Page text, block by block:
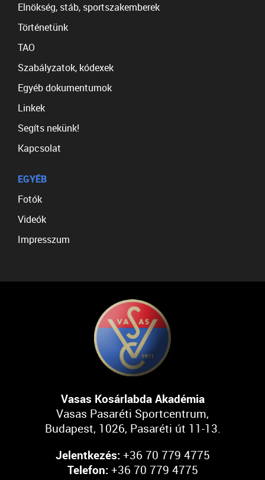
Elnökség, stáb, sportszakemberek
Történetünk
TAO
Szabályzatok, kódexek
Egyéb dokumentumok
Linkek
Segíts nekünk!
Kapcsolat
EGYÉB
Fotók
Videók
Impresszum
Vasas Kosárlabda Akadémia
Vasas Pasaréti Sportcentrum,
Budapest, 1026, Pasaréti út 11-13.
Jelentkezés: +36 70 779 4775
Telefon: +36 70 779 4775